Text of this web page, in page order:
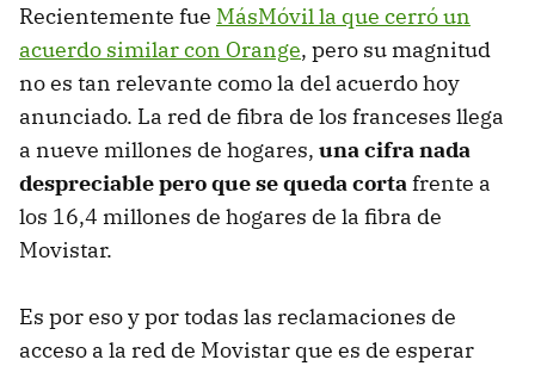
Recientemente fue MásMóvil la que cerró un
acuerdo similar con Orange, pero su magnitud
no es tan relevante como la del acuerdo hoy
anunciado. La red de fibra de los franceses llega
a nueve millones de hogares, una cifra nada
despreciable pero que se queda cortafrente a
los 16,4 millones de hogares de la fibra de
Movistar.
Es por eso y por todas las reclamaciones de
acceso a la red de Movistar que es de esperar